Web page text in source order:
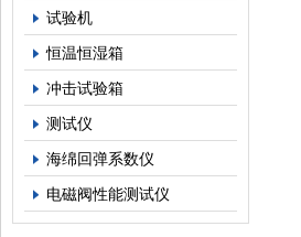
试验机
恒温恒湿箱
冲击试验箱
测试仪
海绵回弹系数仪
电磁阀性能测试仪